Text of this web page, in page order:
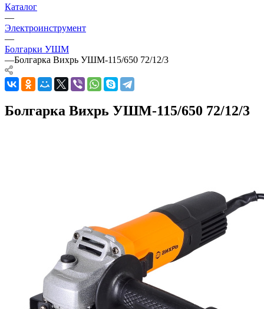
Каталог
—
Электроинструмент
—
Болгарки УШМ
—Болгарка Вихрь УШМ-115/650 72/12/3
Болгарка Вихрь УШМ-115/650 72/12/3